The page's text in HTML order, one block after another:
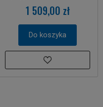
1 509,00 zł
Do koszyka